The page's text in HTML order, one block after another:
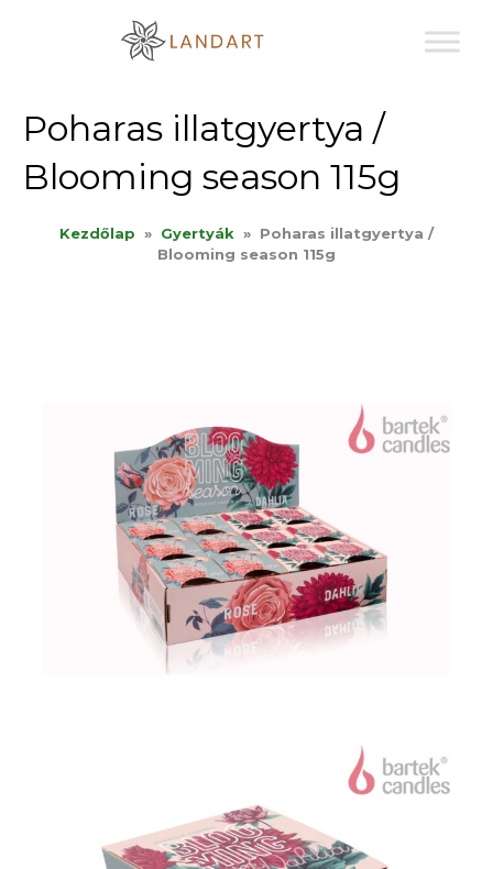
Poharas illatgyertya /
Blooming season 115g
Kezdőlap » Gyertyák » Poharas illatgyertya /
Blooming season 115g